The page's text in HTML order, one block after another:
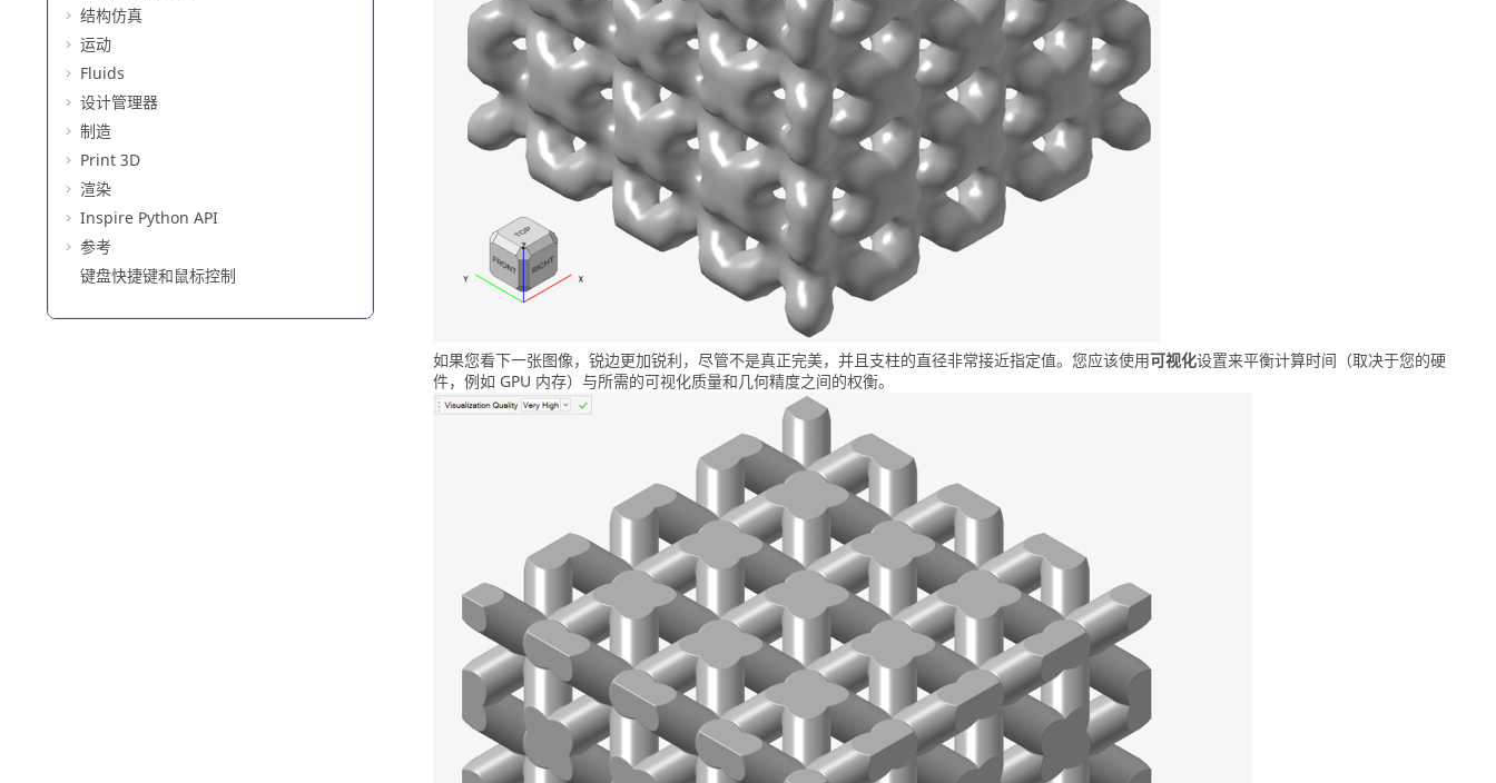
结构仿真
运动
Fluids
设计管理器
制造
Print 3D
渲染
Inspire Python API
参考
键盘快捷键和鼠标控制
如果您看下一张图像，锐边更加锐利，尽管不是真正完美，并且支柱的直径非常接近指定值。您应该使用可视化设置来平衡计算时间（取决于您的硬
件，例如 GPU 内存）与所需的可视化质量和几何精度之间的权衡。